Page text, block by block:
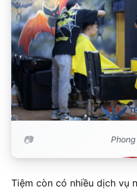
Tiệm còn có nhiều dịch vụ